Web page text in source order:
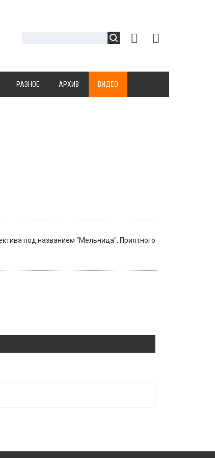
РАЗНОЕ АРХИВ ВИДЕО
под названием "Мельница". Приятного